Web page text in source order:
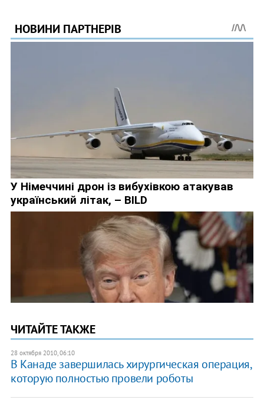
ЧИТАЙТЕ ТАКЖЕ
28 октября 2010, 06:10
В Канаде завершилась хирургическая операция,
которую полностью провели роботы